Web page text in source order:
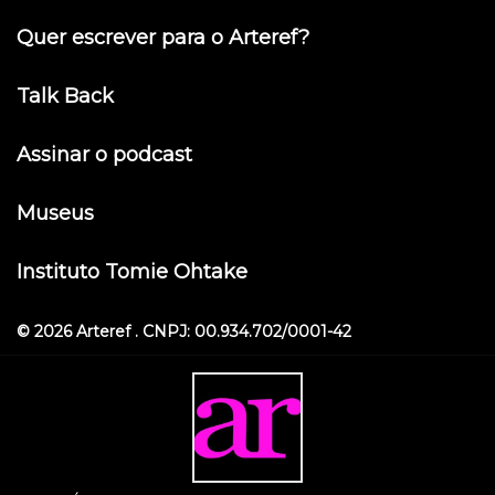
Quer escrever para o Arteref?
Talk Back
Assinar o podcast
Museus
Instituto Tomie Ohtake
© 2026 Arteref . CNPJ: 00.934.702/0001-42